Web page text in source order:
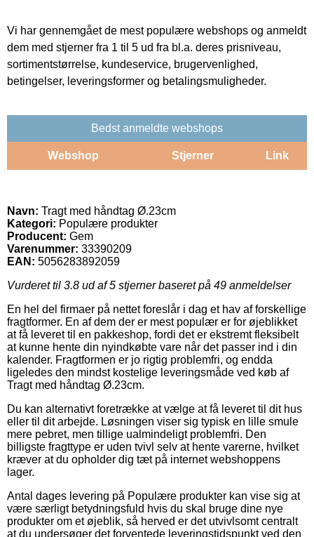
Vi har gennemgået de mest populære webshops og anmeldt
dem med stjerner fra 1 til 5 ud fra bl.a. deres prisniveau,
sortimentstørrelse, kundeservice, brugervenlighed,
betingelser, leveringsformer og betalingsmuligheder.
Bedst anmeldte webshops
Webshop Stjerner Link
Navn: Tragt med håndtag Ø.23cm
Kategori: Populære produkter
Producent: Gem
Varenummer: 33390209
EAN: 5056283892059
Vurderet til 3.8 ud af 5 stjerner baseret på 49 anmeldelser
En hel del firmaer på nettet foreslår i dag et hav af forskellige
fragtformer. En af dem der er mest populær er for øjeblikket
at få leveret til en pakkeshop, fordi det er ekstremt fleksibelt
at kunne hente din nyindkøbte vare når det passer ind i din
kalender. Fragtformen er jo rigtig problemfri, og endda
ligeledes den mindst kostelige leveringsmåde ved køb af
Tragt med håndtag Ø.23cm.
Du kan alternativt foretrække at vælge at få leveret til dit hus
eller til dit arbejde. Løsningen viser sig typisk en lille smule
mere pebret, men tillige ualmindeligt problemfri. Den
billigste fragttype er uden tvivl selv at hente varerne, hvilket
kræver at du opholder dig tæt på internet webshoppens
lager.
Antal dages levering på Populære produkter kan vise sig at
være særligt betydningsfuld hvis du skal bruge dine nye
produkter om et øjeblik, så herved er det utvivlsomt centralt
at du undersøger det forventede leveringstidspunkt ved den